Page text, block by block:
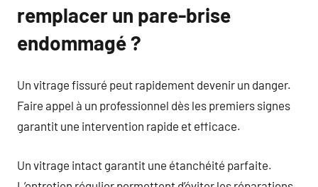
remplacer un pare-brise
endommagé ?
Un vitrage fissuré peut rapidement devenir un danger.
Faire appel à un professionnel dès les premiers signes
garantit une intervention rapide et efficace.
Un vitrage intact garantit une étanchéité parfaite.